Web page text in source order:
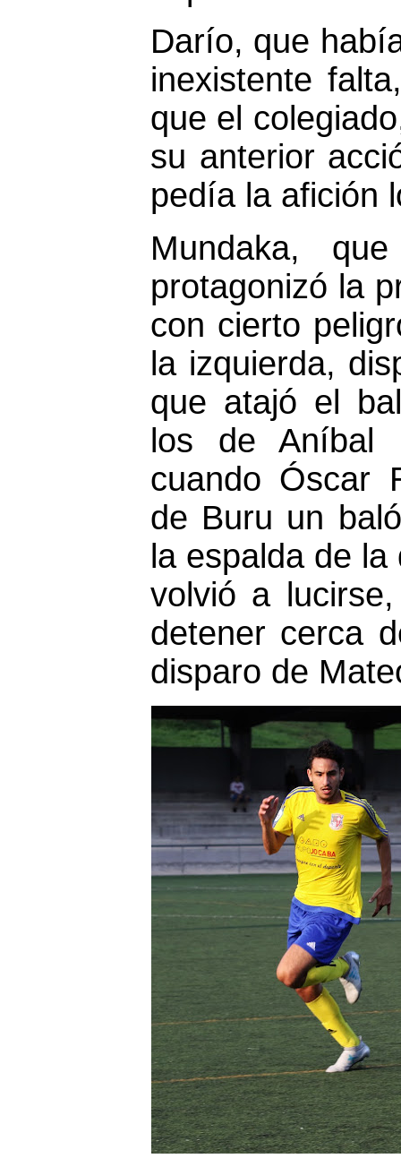
Darío, que
inexistente
que el
su anterior
pedía la afición
Mundaka,
protagonizó la
con cierto
la izquierda,
que atajó el
los de Aníbal
cuando Óscar
de Buru un
la espalda de
volvió a
detener cerca
disparo de